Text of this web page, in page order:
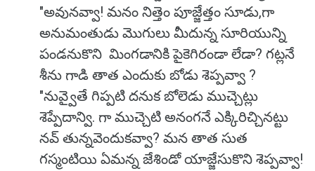
"అవునవ్వా! మనం నిత్తెం పూజ్జేత్తం సూడు,గా
అనుమంతుడు మొగులు మీదున్న సూరియున్ని
పండనుకొని మింగడానికి పైకెగిరండా లేడా? గట్లనే
శీను గాడి తాత ఎందుకు బోడు శెప్పవ్వా ?
"నువ్వైతే గిప్పటి దనుక బోలెడు ముచ్చెట్లు
శెప్పేదాన్వి. గా ముచ్చెటి అనంగనే ఎక్కిరిచ్చినట్టు
నవ్ తున్నవెందుకవ్వా? మన తాత సుత
గస్మంటియి ఏమన్న జేశిండో యాజ్జేసుకొని శెప్పవ్వా!